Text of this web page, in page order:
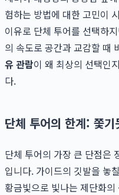
험하는 방법에 대한 고민이
이유로 단체 투어를 선택하
의 속도로 공간과 교감할 때
유 관람이 왜 최상의 선택인
다.
단체 투어의 한계: 쫓
단체 투어의 가장 큰 단점은
입니다. 가이드의 깃발을 놓
황금빛으로 빛나는 제단화